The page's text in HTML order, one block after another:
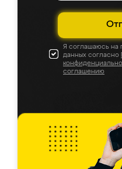
Я соглашаюсь на
данных согласно
соглашению